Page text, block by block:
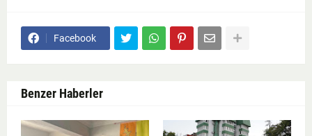
Facebook
Benzer Haberler